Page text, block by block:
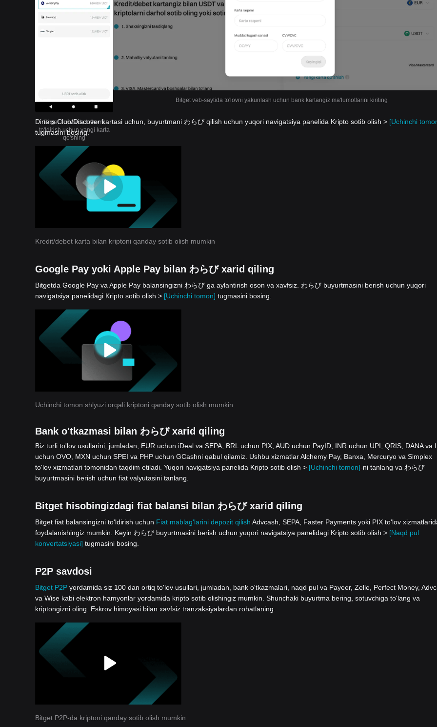
Bitget ilovasida to'lovni
to'ldirish uchun yangi karta
qo'shing
Bitget veb-saytida to'lovni yakunlash uchun bank kartangiz ma'lumotlarini kiriting
Diners Club/Discover kartasi uchun, buyurtmani わらび qilish uchun yuqori navigatsiya panelida Kripto sotib olish > [Uchinchi
tugmasini bosing.
Kredit/debet karta bilan kriptoni qanday sotib olish mumkin
Google Pay yoki Apple Pay bilan わらび xarid qiling
Bitgetda Google Pay va Apple Pay balansingizni わらび ga aylantirish oson va xavfsiz. わらび buyurtmasini berish uchun yuqori
navigatsiya panelidagi Kripto sotib olish > [Uchinchi tomon] tugmasini bosing.
Uchinchi tomon shlyuzi orqali kriptoni qanday sotib olish mumkin
Bank o'tkazmasi bilan わらび xarid qiling
Biz turli to'lov usullarini, jumladan, EUR uchun iDeal va SEPA, BRL uchun PIX, AUD uchun PayID, INR uchun UPI, QRIS, DANA va
uchun OVO, MXN uchun SPEI va PHP uchun GCashni qabul qilamiz. Ushbu xizmatlar Alchemy Pay, Banxa, Mercuryo va Simplex
to'lov xizmatlari tomonidan taqdim etiladi. Yuqori navigatsiya panelida Kripto sotib olish > [Uchinchi tomon]-ni tanlang va わらび
buyurtmasini berish uchun fiat valyutasini tanlang.
Bitget hisobingizdagi fiat balansi bilan わらび xarid qiling
Bitget fiat balansingizni to'ldirish uchun Fiat mablag'larini depozit qilish Advcash, SEPA, Faster Payments yoki PIX to'lov
foydalanishingiz mumkin. Keyin わらび buyurtmasini berish uchun yuqori navigatsiya panelidagi Kripto sotib olish > [Naqd pul
konvertatsiyasi] tugmasini bosing.
P2P savdosi
Bitget P2P yordamida siz 100 dan ortiq to'lov usullari, jumladan, bank o'tkazmalari, naqd pul va Payeer, Zelle, Perfect Money,
va Wise kabi elektron hamyonlar yordamida kripto sotib olishingiz mumkin. Shunchaki buyurtma bering, sotuvchiga to'lang va
kriptongizni oling. Eskrov himoyasi bilan xavfsiz tranzaksiyalardan rohatlaning.
Bitget P2P-da kriptoni qanday sotib olish mumkin